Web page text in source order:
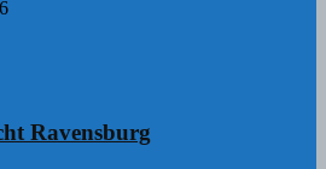
Ravensburg